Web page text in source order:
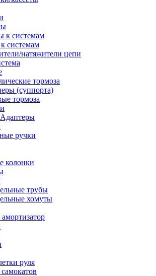
к системам
системам
натяжители цепи
тормоза
(суппорта)
тормоза
ручки
колонки
трубы
хомуты
руля